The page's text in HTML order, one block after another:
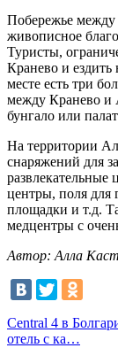
Побережье между
живописное
Туристы,
Кранево и
месте есть три
между Кранево и
бунгало или
На территории
снаряжений для
центры, поля для
площадки и т.д.
медцентры с
Автор: Алла
Сentral 4 в
отель с ка…